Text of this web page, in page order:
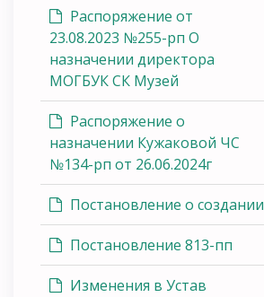
Распоряжение от
23.08.2023 №255-рп О
назначении директора
МОГБУК СК Музей
Распоряжение о
назначении Кужаковой ЧС
№134-рп от 26.06.2024г
Постановление о создании
Постановление 813-пп
Изменения в Устав